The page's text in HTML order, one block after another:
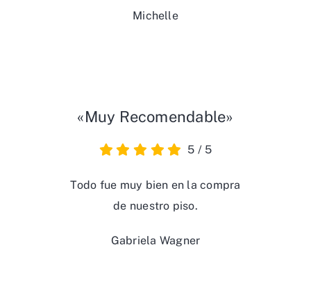
Michelle
«Muy Recomendable»
5 / 5
Todo fue muy bien en la compra
de nuestro piso.
Gabriela Wagner